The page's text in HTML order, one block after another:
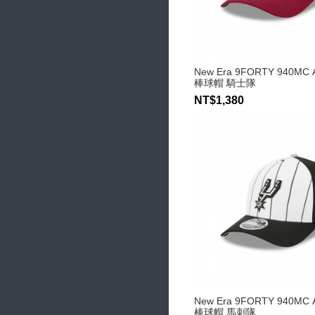
New Era 9FORTY 940MC
棒球帽 騎士隊
NT$1,380
New Era 9FORTY 940MC
棒球帽 馬刺隊